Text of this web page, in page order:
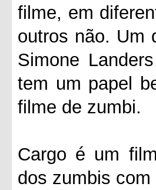
filme, em
outros não. Um
Simone
tem um papel
filme de zumbi.
Cargo é um
dos zumbis